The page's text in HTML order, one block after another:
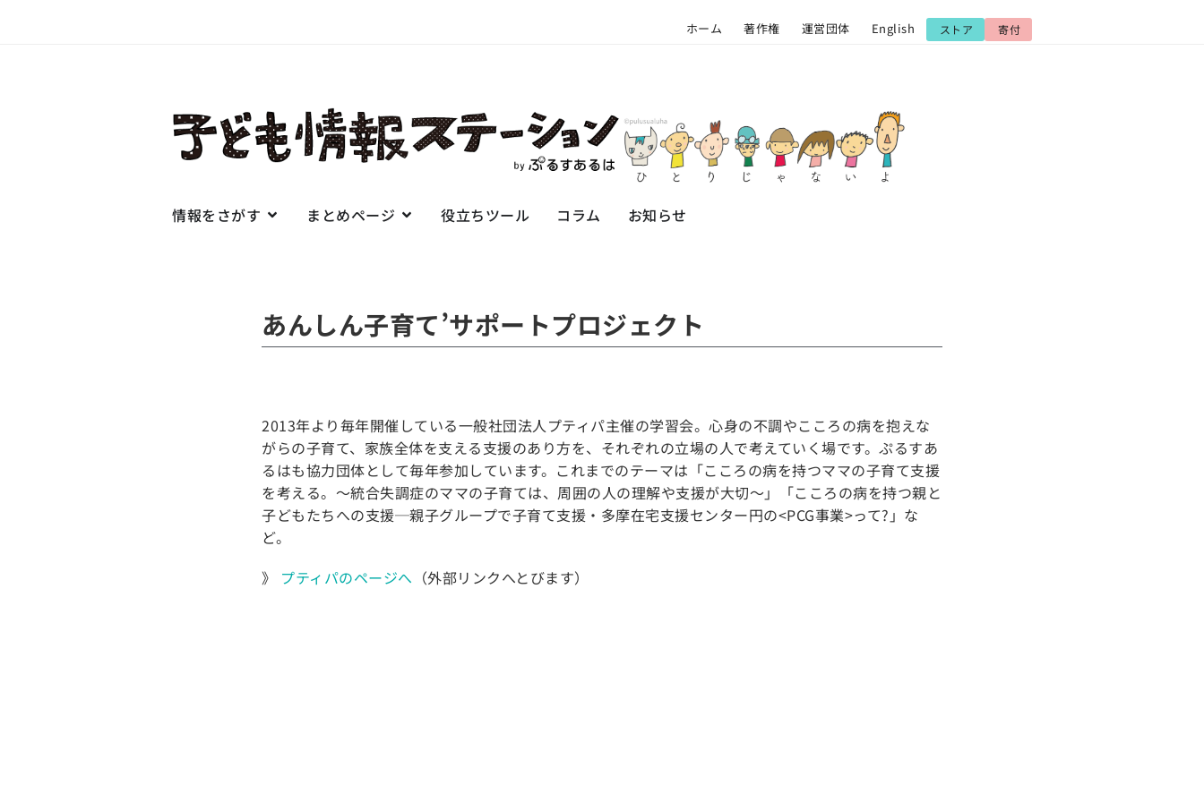
ホーム 著作権 運営団体 English ストア 寄付
情報をさがす まとめページ 役立ちツール コラム お知らせ
あんしん子育て’サポートプロジェクト
2013年より毎年開催している一般社団法人プティパ主催の学習会。心身の不調やこころの病を抱えな
がらの子育て、家族全体を支える支援のあり方を、それぞれの立場の人で考えていく場です。ぷるすあ
るはも協力団体として毎年参加しています。これまでのテーマは「こころの病を持つママの子育て支援
を考える。～統合失調症のママの子育ては、周囲の人の理解や支援が大切～」「こころの病を持つ親と
子どもたちへの支援─親子グループで子育て支援・多摩在宅支援センター円の<PCG事業>って?」な
ど。
》 プティパのページへ （外部リンクへとびます）